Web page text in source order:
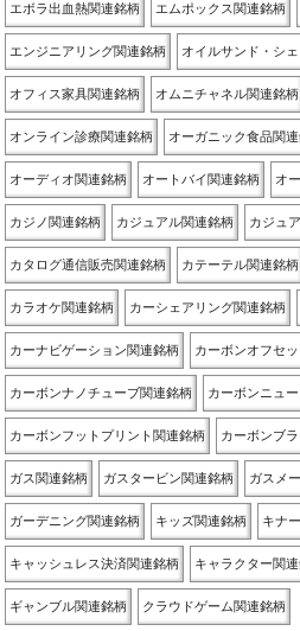
エボラ出血熱関連銘柄 エムポックス関連銘柄
エンジニアリング関連銘柄 オイルサンド・シ
オフィス家具関連銘柄 オムニチャネル関連銘柄
オンライン診療関連銘柄 オーガニック食品関
オーディオ関連銘柄 オートバイ関連銘柄 オ
カジノ関連銘柄 カジュアル関連銘柄 カジュ
カタログ通信販売関連銘柄 カテーテル関連銘柄
カラオケ関連銘柄 カーシェアリング関連銘柄
カーナビゲーション関連銘柄 カーボンオフセ
カーボンナノチューブ関連銘柄 カーボンニュ
カーボンフットプリント関連銘柄 カーボンブ
ガス関連銘柄 ガスタービン関連銘柄 ガスメ
ガーデニング関連銘柄 キッズ関連銘柄 キナ
キャッシュレス決済関連銘柄 キャラクター関
ギャンブル関連銘柄 クラウドゲーム関連銘柄